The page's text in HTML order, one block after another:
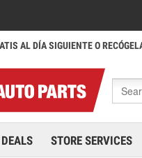
AL DÍA SIGUIENTE O
DEALS STORE SERVICES